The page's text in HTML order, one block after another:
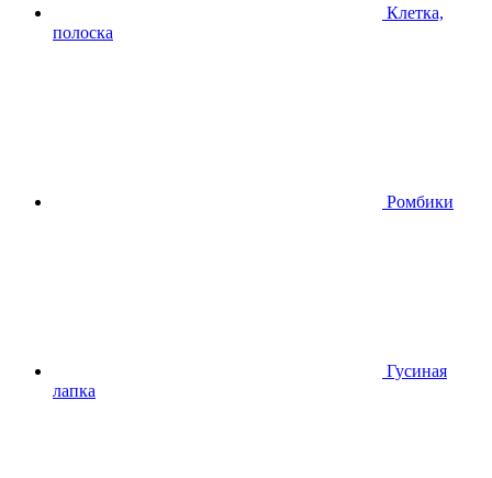
Клетка,
полоска
Ромбики
Гусиная
лапка